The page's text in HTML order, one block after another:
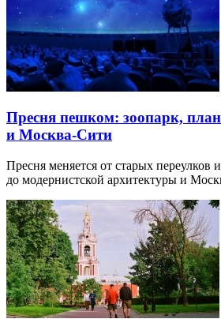
Пресня пешком: зоопарк,
и Москва-Сити
Пресня меняется от старых переулков
до модернистской архитектуры и